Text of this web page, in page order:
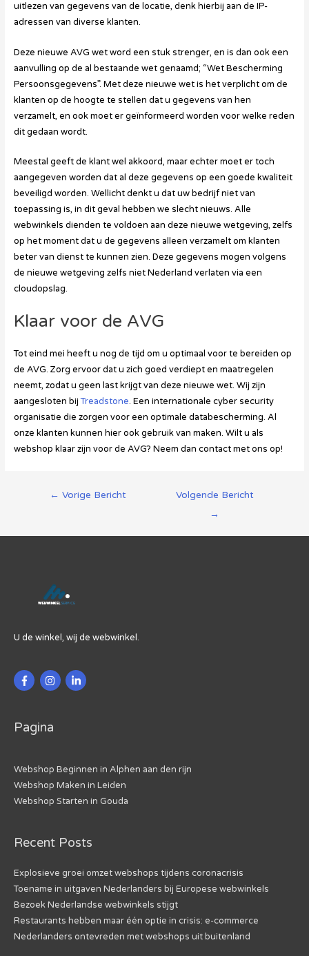
uitlezen van gegevens van de locatie, denk hierbij aan de IP-
adressen van diverse klanten.
Deze nieuwe AVG wet word een stuk strenger, en is dan ook een
aanvulling op de al bestaande wet genaamd; “Wet Bescherming
Persoonsgegevens”. Met deze nieuwe wet is het verplicht om de
klanten op de hoogte te stellen dat u gegevens van hen
verzamelt, en ook moet er geïnformeerd worden voor welke reden
dit gedaan wordt.
Meestal geeft de klant wel akkoord, maar echter moet er toch
aangegeven worden dat al deze gegevens op een goede kwaliteit
beveiligd worden. Wellicht denkt u dat uw bedrijf niet van
toepassing is, in dit geval hebben we slecht nieuws. Alle
webwinkels dienden te voldoen aan deze nieuwe wetgeving, zelfs
op het moment dat u de gegevens alleen verzamelt om klanten
beter van dienst te kunnen zien. Deze gegevens mogen volgens
de nieuwe wetgeving zelfs niet Nederland verlaten via een
cloudopslag.
Klaar voor de AVG
Tot eind mei heeft u nog de tijd om u optimaal voor te bereiden op
de AVG. Zorg ervoor dat u zich goed verdiept en maatregelen
neemt, zodat u geen last krijgt van deze nieuwe wet. Wij zijn
aangesloten bijTreadstone. Een internationale cyber security
organisatie die zorgen voor een optimale databescherming. Al
onze klanten kunnen hier ook gebruik van maken. Wilt u als
webshop klaar zijn voor de AVG? Neem dan contact met ons op!
Berichtnavigatie
← Vorige Bericht
Volgende Bericht
→
U de winkel, wij de webwinkel.
Pagina
Webshop Beginnen in Alphen aan den rijn
Webshop Maken in Leiden
Webshop Starten in Gouda
Recent Posts
Explosieve groei omzet webshops tijdens coronacrisis
Toename in uitgaven Nederlanders bij Europese webwinkels
Bezoek Nederlandse webwinkels stijgt
Restaurants hebben maar één optie in crisis: e-commerce
Nederlanders ontevreden met webshops uit buitenland